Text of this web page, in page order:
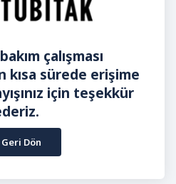
çalışması
kısa sürede erişime
için teşekkür
Geri Dön